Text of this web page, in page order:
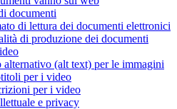
documenti
di lettura dei documenti elettronici
di produzione dei documenti
alternativo (alt text) per le immagini
per i video
per i video
e privacy